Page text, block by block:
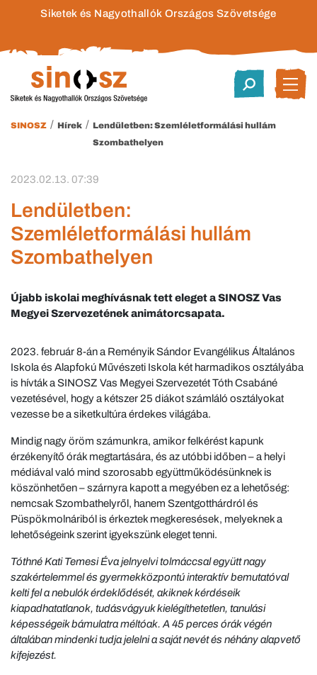
Siketek és Nagyothallók Országos Szövetsége
SINOSZ / Hírek / Lendületben: Szemléletformálási hullám
Szombathelyen
2023.02.13. 07:39
Lendületben:
Szemléletformálási hullám
Szombathelyen
Újabb iskolai meghívásnak tett eleget a SINOSZ Vas
Megyei Szervezetének animátorcsapata.
2023. február 8-án a Reményik Sándor Evangélikus Általános
Iskola és Alapfokú Művészeti Iskola két harmadikos osztályába
is hívták a SINOSZ Vas Megyei Szervezetét Tóth Csabáné
vezetésével, hogy a kétszer 25 diákot számláló osztályokat
vezesse be a siketkultúra érdekes világába.
Mindig nagy öröm számunkra, amikor felkérést kapunk
érzékenyítő órák megtartására, és az utóbbi időben – a helyi
médiával való mind szorosabb együttműködésünknek is
köszönhetően – szárnyra kapott a megyében ez a lehetőség:
nemcsak Szombathelyről, hanem Szentgotthárdról és
Püspökmolnáriból is érkeztek megkeresések, melyeknek a
lehetőségeink szerint igyekszünk eleget tenni.
Tóthné Kati Temesi Évajelnyelvi tolmáccsal együtt nagy
szakértelemmel és gyermekközpontú interaktív bemutatóval
kelti fel a nebulók érdeklődését, akiknek kérdéseik
kiapadhatatlanok, tudásvágyuk kielégíthetetlen, tanulási
képességeik bámulatra méltóak. A 45 perces órák végén
általában mindenki tudja jelelni a saját nevét és néhány alapvető
kifejezést.